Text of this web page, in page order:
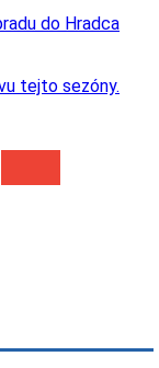
tejto sezóny.